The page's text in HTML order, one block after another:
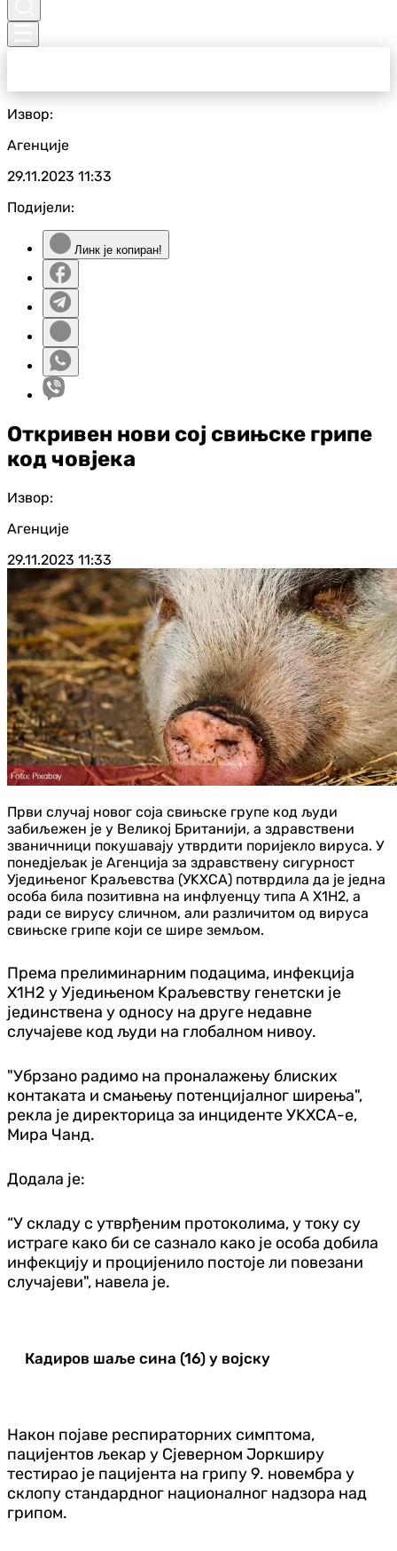
Извор:
Агенције
29.11.2023 11:33
Подијели:
Линк је копиран!
Откривен нови сој свињске грипе
код човјека
Извор:
Агенције
29.11.2023 11:33
Први случај новог соја свињске групе код људи
забиљежен је у Великој Британији, а здравствени
званичници покушавају утврдити поријекло вируса. У
понедјељак је Агенција за здравствену сигурност
Уједињеног Kраљевства (УKХСА) потврдила да је једна
особа била позитивна на инфлуенцу типа А Х1Н2, а
ради се вирусу сличном, али различитом од вируса
свињске грипе који се шире земљом.
Према прелиминарним подацима, инфекција
Х1Н2 у Уједињеном Kраљевству генетски је
јединствена у односу на друге недавне
случајеве код људи на глобалном нивоу.
"Убрзано радимо на проналажењу блиских
контаката и смањењу потенцијалног ширења",
рекла је директорица за инциденте УKХСА-е,
Мира Чанд.
Додала је:
“У складу с утврђеним протоколима, у току су
истраге како би се сазнало како је особа добила
инфекцију и процијенило постоје ли повезани
случајеви", навела је.
Кадиров шаље сина (16) у војску
Након појаве респираторних симптома,
пацијентов љекар у Сјеверном Јоркширу
тестирао је пацијента на грипу 9. новембра у
склопу стандардног националног надзора над
грипом.